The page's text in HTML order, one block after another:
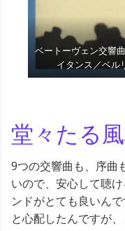
ベートーヴェン交響
イタンス／ベル
堂々たる
9つの交響曲も、序曲
いので、安心して聴
ンドがとても良いん
と心配したんですが